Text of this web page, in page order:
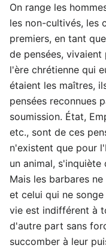
On range les
les non-cultivés, les
premiers, en tant
de pensées,
l'ère chrétienne qui
étaient les maîtres,
pensées reconnues
soumission. État,
etc., sont de ces
n'existent que pour
un animal, s'inquiète
Mais les barbares
et celui qui ne
vie est indifférent à
d'autre part sans
succomber à leur